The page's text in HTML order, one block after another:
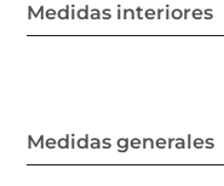
Medidas interiores
Medidas generales